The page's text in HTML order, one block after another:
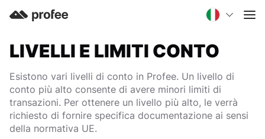
LIVELLI E LIMITI CONTO
Esistono vari livelli di conto in Profee. Un livello di
conto più alto consente di avere minori limiti di
transazioni. Per ottenere un livello più alto, le verrà
richiesto di fornire specifica documentazione ai sensi
della normativa UE.